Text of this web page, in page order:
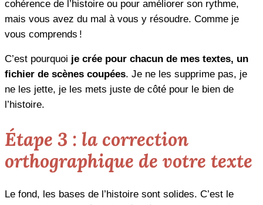
cohérence de l’histoire ou pour améliorer son rythme,
mais vous avez du mal à vous y résoudre. Comme je
vous comprends !
C’est pourquoi je crée pour chacun de mes textes, un
fichier de scènes coupées. Je ne les supprime pas, je
ne les jette, je les mets juste de côté pour le bien de
l’histoire.
Étape 3 : la correction
orthographique de votre texte
Le fond, les bases de l’histoire sont solides. C’est le